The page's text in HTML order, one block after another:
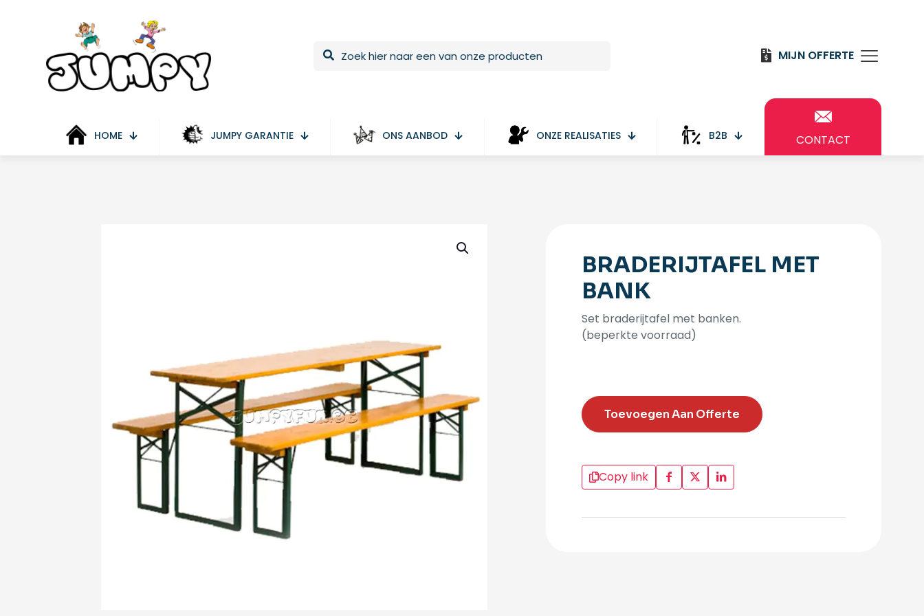
MIJN OFFERTE
HOME JUMPY GARANTIE ONS AANBOD ONZE REALISATIES B2B CONTACT
BRADERIJTAFEL MET
BANK
Set braderijtafel met banken.
(beperkte voorraad)
Toevoegen Aan Offerte
Copy link